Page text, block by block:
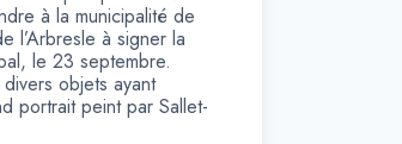
à la municipalité de
l’Arbresle à signer la
le 23 septembre.
objets ayant
portrait peint par Sallet-